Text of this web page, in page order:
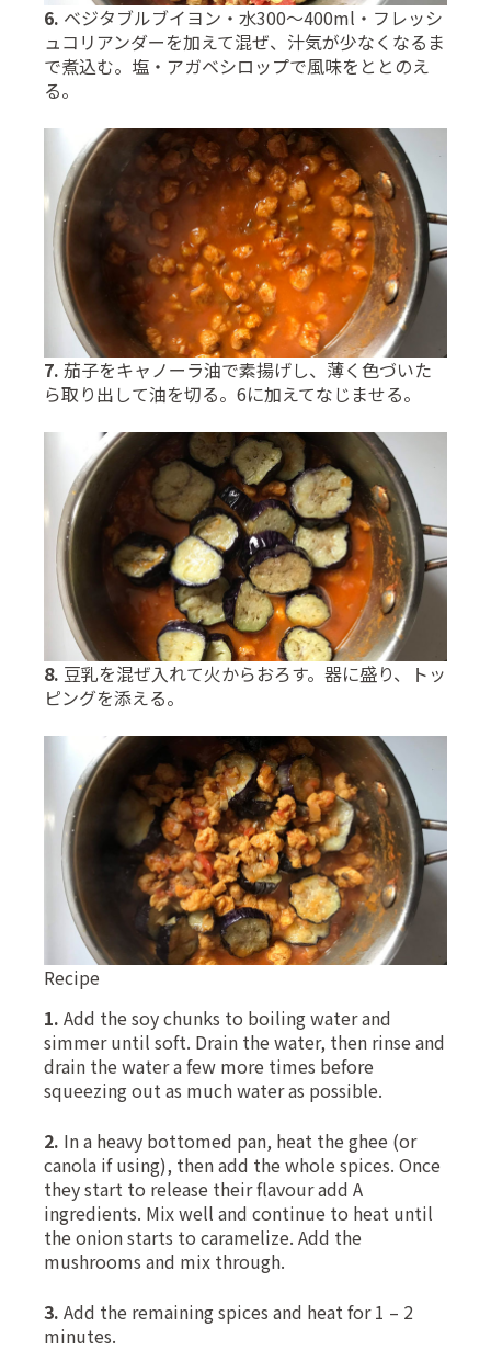
6. ベジタブルブイヨン・水300〜400ml・フレッシ
ュコリアンダーを加えて混ぜ、汁気が少なくなるま
で煮込む。塩・アガベシロップで風味をととのえ
る。
7. 茄子をキャノーラ油で素揚げし、薄く色づいた
ら取り出して油を切る。6に加えてなじませる。
8. 豆乳を混ぜ入れて火からおろす。器に盛り、トッ
ピングを添える。
Recipe
1. Add the soy chunks to boiling water and
simmer until soft. Drain the water, then rinse and
drain the water a few more times before
squeezing out as much water as possible.
2. In a heavy bottomed pan, heat the ghee (or
canola if using), then add the whole spices. Once
they start to release their flavour add A
ingredients. Mix well and continue to heat until
the onion starts to caramelize. Add the
mushrooms and mix through.
3. Add the remaining spices and heat for 1 – 2
minutes.